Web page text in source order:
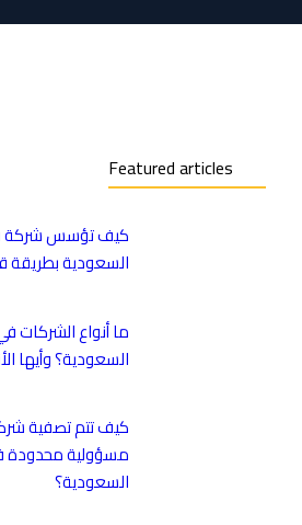
Featured articles
كيف تؤسس
السعودية بطريقة
ما أنواع الشركات
السعودية؟ وأيها
كيف تتم تصفية
مسؤولية
السعودية؟